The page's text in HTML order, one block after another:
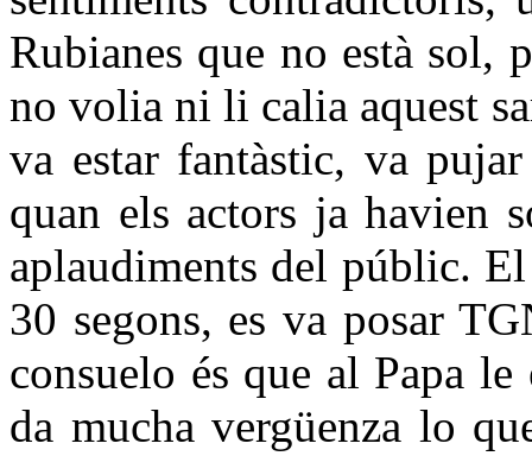
Rubianes que no està sol,
no volia ni li calia aquest
va estar fantàstic, va
quan els actors ja havien
aplaudiments del públic.
30 segons, es va posar
consuelo és que al Papa
da mucha vergüenza lo